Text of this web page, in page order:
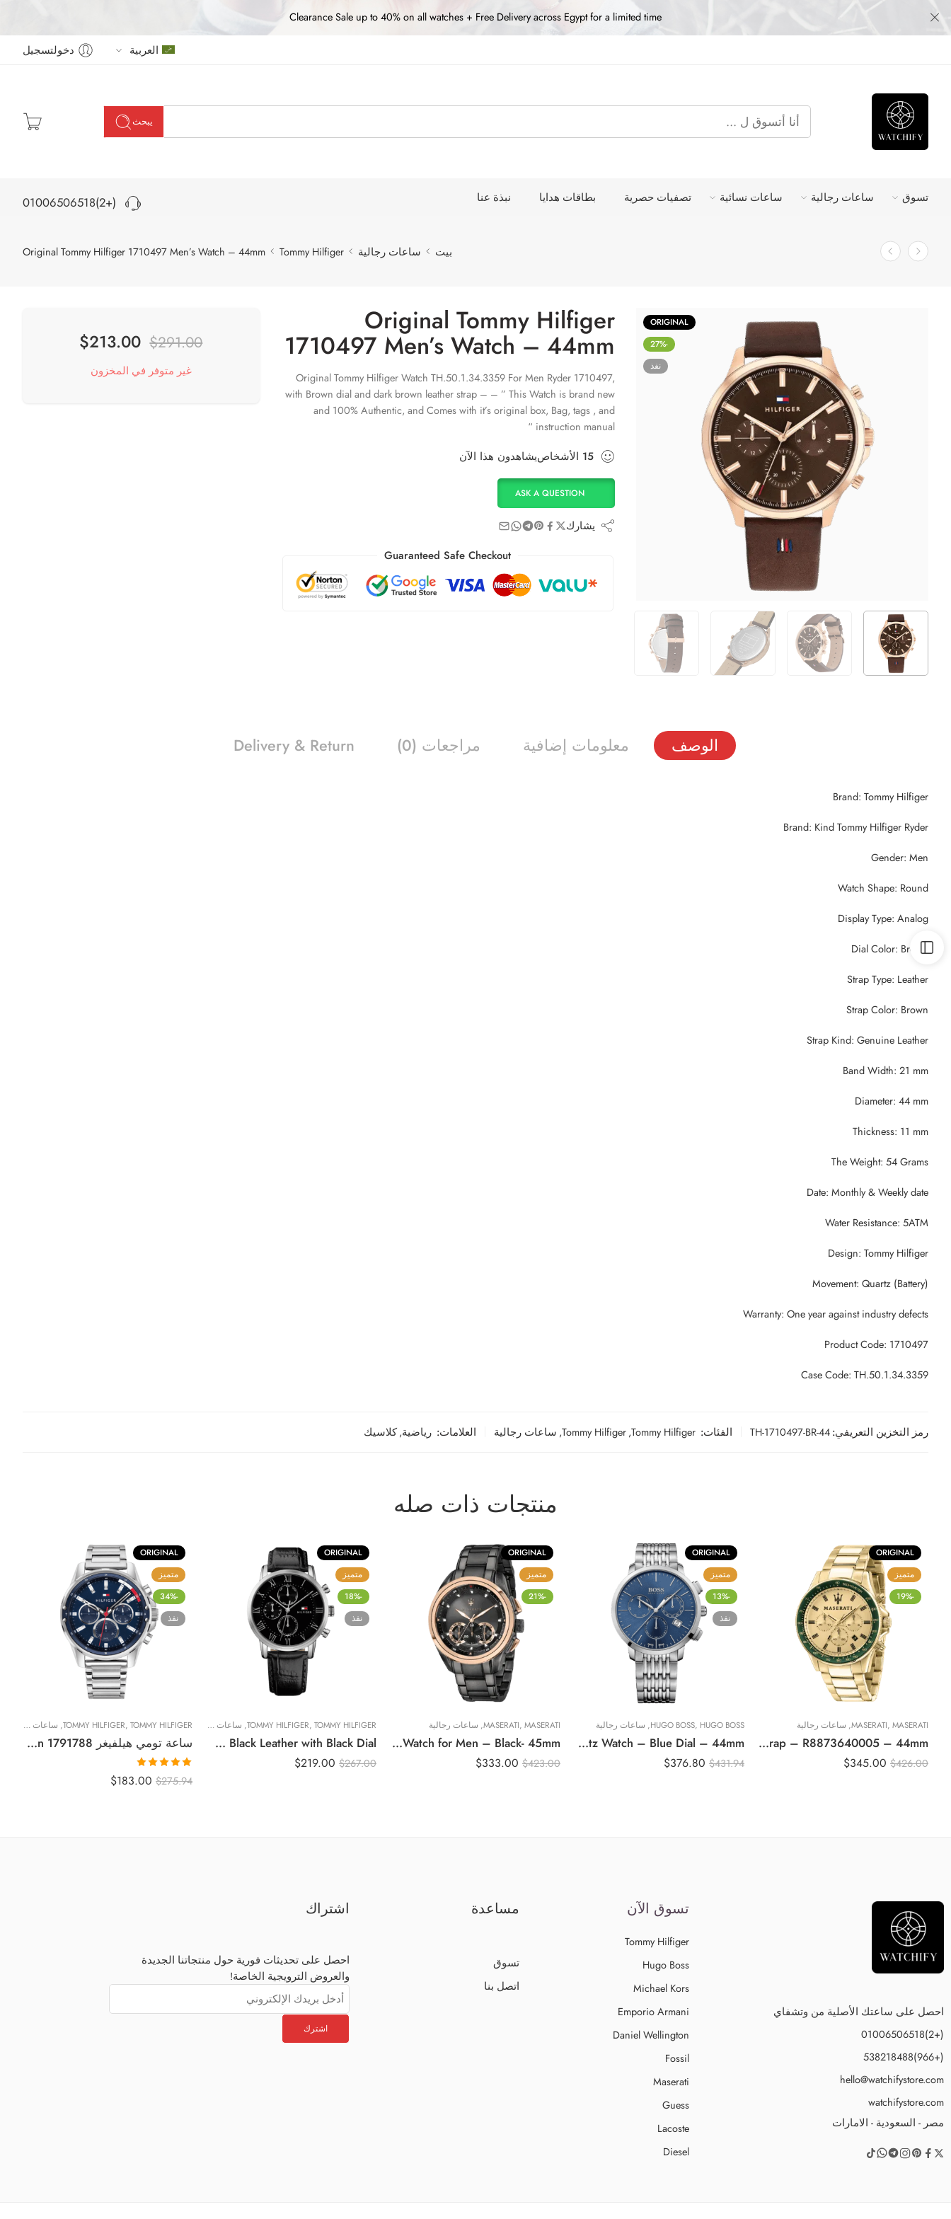
Clearance Sale up to 40% on all watches + Free Delivery across Egypt for a limited time
العربية دخولتسجيل
يبحث
تسوق ساعات رجالية ساعات نسائية تصفيات حصرية بطاقات هدايا نبذة عنا (+2)01006506518
بيت ساعات رجالية Tommy Hilfiger
Original Tommy Hilfiger 1710497 Men’s Watch – 44mm
ORIGINAL
-27%
نفذ
Original Tommy Hilfiger
1710497 Men’s Watch – 44mm
Original Tommy Hilfiger Watch TH.50.1.34.3359 For Men Ryder 1710497,
with Brown dial and dark brown leather strap – – ” This Watch is brand new
and 100% Authentic, and Comes with it’s original box, Bag, tags , and
instruction manual “
15 الأشخاصيشاهدون هذا الآن
ASK A QUESTION
يشارك
Guaranteed Safe Checkout
$291.00
$213.00
غير متوفر في المخزون
الوصف معلومات إضافية مراجعات (0) Delivery & Return
Brand: Tommy Hilfiger
Brand: Kind Tommy Hilfiger Ryder
Gender: Men
Watch Shape: Round
Display Type: Analog
Dial Color: Brown
Strap Type: Leather
Strap Color: Brown
Strap Kind: Genuine Leather
Band Width: 21 mm
Diameter: 44 mm
Thickness: 11 mm
The Weight: 54 Grams
Date: Monthly & Weekly date
Water Resistance: 5ATM
Design: Tommy Hilfiger
Movement: Quartz (Battery)
Warranty: One year against industry defects
Product Code: 1710497
Case Code: TH.50.1.34.3359
رمز التخزين التعريفي:TH-1710497-BR-44 الفئات: Tommy Hilfiger
,
Tommy Hilfiger
, ساعات رجالية العلامات: رياضية,كلاسيك
منتجات ذات صله
ORIGINAL
متميز
-19%
MASERATI, MASERATI
, ساعات رجالية
Original Maserati Men’s Stainless steel, Yellow gold PVD Watch, Sfida Collection, with Stainless steel strap – R8873640005 – 44mm
$426.00
$345.00
ORIGINAL
متميز
-13%
نفذ
HUGO BOSS, HUGO BOSS
, ساعات رجالية
Original Hugo Boss 1513269 Chronograph Stainless Steel Quartz Watch – Blue Dial – 44mm
$431.94
$376.80
ORIGINAL
متميز
-21%
MASERATI, MASERATI
, ساعات رجالية
Original Maserati R8873612016 Chronograph Contrast Bezel Round Stainless Steel Analog Watch for Men – Black- 45mm
$423.00
$333.00
ORIGINAL
متميز
-18%
نفذ
TOMMY HILFIGER, TOMMY HILFIGER
, ساعات رجالية
Original Tommy Hilfiger 1791401 Leather Round Analog Water Resistant Watch for Men – Black Leather with Black Dial
$267.00
$219.00
ORIGINAL
متميز
-34%
نفذ
TOMMY HILFIGER, TOMMY HILFIGER
, ساعات رجالية
ساعة تومي هيلفيغر Mason 1791788 للرجال | واتشيفاي
تم التقييم
5.00من 5
$275.94
$183.00
احصل على ساعتك الأصلية من وتشفاي
(+2)01006506518
(+966)538218488
hello@watchifystore.com
watchifystore.com
مصر - السعودية - الامارات
تسوق الآن
Tommy Hilfiger
Hugo Boss
Michael Kors
Emporio Armani
Daniel Wellington
Fossil
Maserati
Guess
Lacoste
Diesel
مساعدة
تسوق
اتصل بنا
اشتراك
احصل على تحديثات فورية حول منتجاتنا الجديدة
والعروض الترويجية الخاصة!